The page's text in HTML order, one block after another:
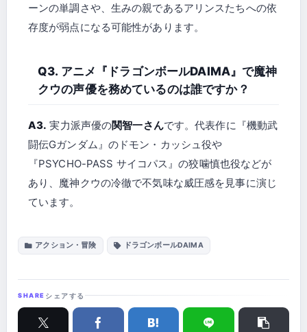
ーンの単調さや、生みの親であるアリンスたちへの依
存度が弱点になる可能性があります。
Q3. アニメ『ドラゴンボールDAIMA』で魔神
クウの声優を務めているのは誰ですか？
A3. 実力派声優の関智一さんです。代表作に『機動武
闘伝Gガンダム』のドモン・カッシュ役や
『PSYCHO-PASS サイコパス』の狡噛慎也役などが
あり、魔神クウの冷徹で不気味な威圧感を見事に演じ
ています。
アクション・冒険 ドラゴンボールDAIMA
シェアする